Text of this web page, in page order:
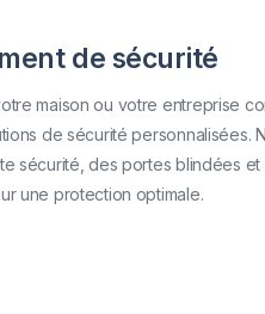
de sécurité
maison ou votre entreprise
de sécurité personnalisées.
sécurité, des portes blindées
une protection optimale.